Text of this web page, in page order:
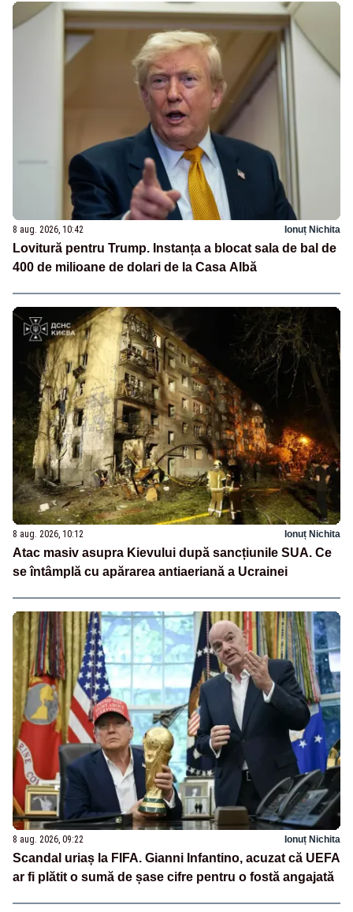
8 aug. 2026, 10:42 Ionuț Nichita
Lovitură pentru Trump. Instanța a blocat sala de bal de
400 de milioane de dolari de la Casa Albă
8 aug. 2026, 10:12 Ionuț Nichita
Atac masiv asupra Kievului după sancțiunile SUA. Ce
se întâmplă cu apărarea antiaeriană a Ucrainei
8 aug. 2026, 09:22 Ionuț Nichita
Scandal uriaș la FIFA. Gianni Infantino, acuzat că UEFA
ar fi plătit o sumă de șase cifre pentru o fostă angajată